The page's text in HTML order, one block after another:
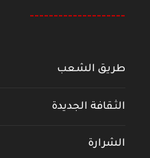
--------------------
طريق الشعب
الثقافة الجديدة
الشرارة